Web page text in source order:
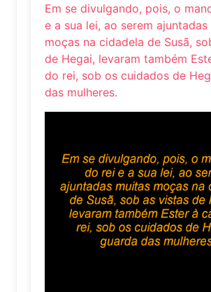
Em se divulgando, pois, o
e a sua lei, ao serem
moças na cidadela de Susã,
de Hegai, levaram também
do rei, sob os cuidados de
das mulheres.